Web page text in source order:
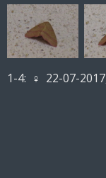
1-4: ♀ 22-07-